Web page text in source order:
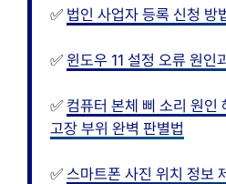
✅ 법인 사업자 등록 신청 방
✅ 윈도우 11 설정 오류 원인
✅ 컴퓨터 본체 삐 소리 원인
고장 부위 완벽 판별법
✅ 스마트폰 사진 위치 정보